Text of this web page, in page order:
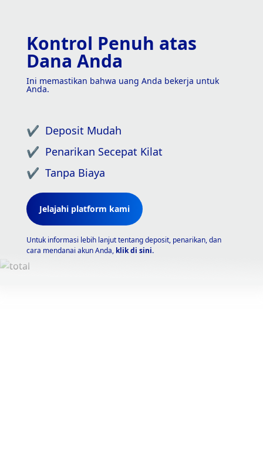
Kontrol Penuh atas
Dana Anda
Ini memastikan bahwa uang Anda bekerja untuk
Anda.
✔️ Deposit Mudah
✔️ Penarikan Secepat Kilat
✔️ Tanpa Biaya
Jelajahi platform kami
Untuk informasi lebih lanjut tentang deposit, penarikan, dan
cara mendanai akun Anda, klik di sini.